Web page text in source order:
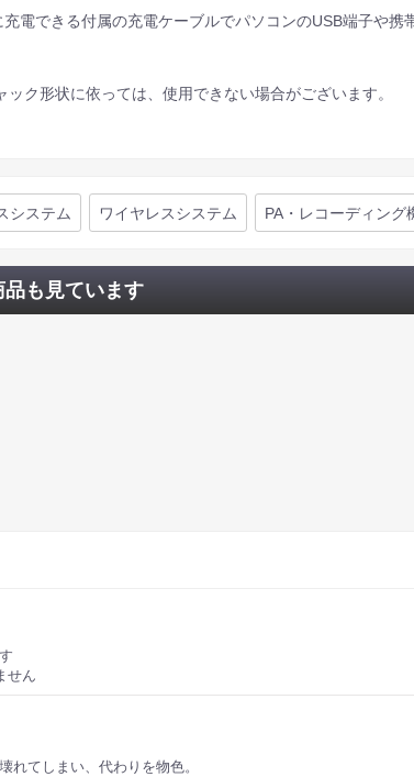
電できる付属の充電ケーブルでパソコンのUSB端子や携
ク形状に依っては、使用できない場合がございます。
システム ワイヤレスシステム PA・レコーディング
も見ています
せん
れてしまい、代わりを物色。